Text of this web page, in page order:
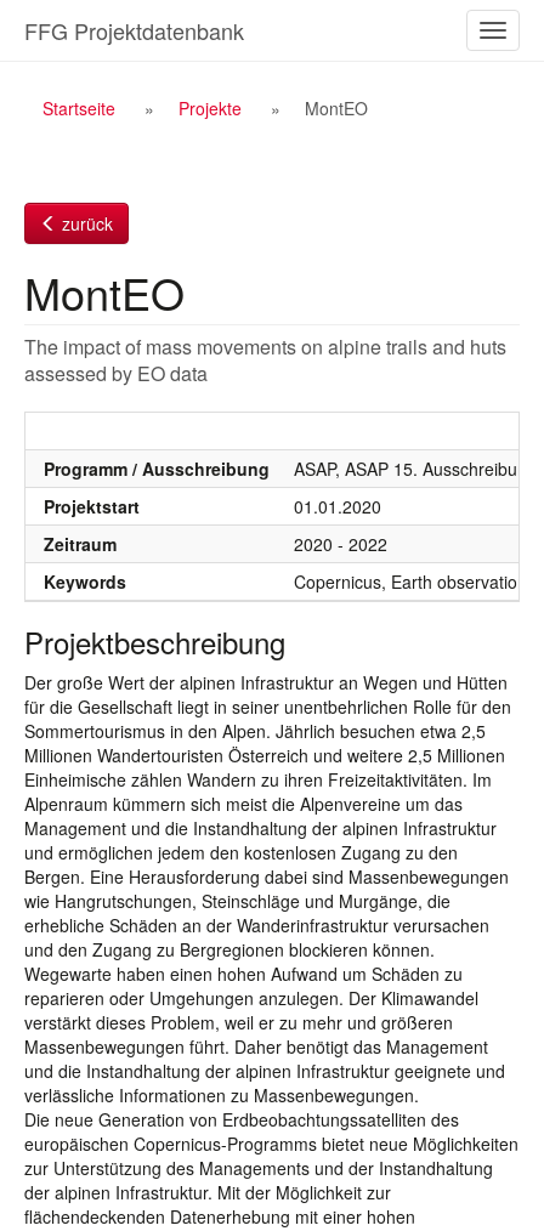
Inhalt
ein-/
FFG Projektdatenbank
Breadcrumb
Startseite Projekte MontEO
zurück
MontEO
The impact of mass movements on alpine trails and huts
assessed by EO data
Programm / Ausschreibung
ASAP, ASAP 15. Ausschreibung
Projektstart
01.01.2020
Zeitraum
2020 - 2022
Keywords
Copernicus, Earth observation,
Projektbeschreibung
Der große Wert der alpinen Infrastruktur an Wegen und Hütten
für die Gesellschaft liegt in seiner unentbehrlichen Rolle für den
Sommertourismus in den Alpen. Jährlich besuchen etwa 2,5
Millionen Wandertouristen Österreich und weitere 2,5 Millionen
Einheimische zählen Wandern zu ihren Freizeitaktivitäten. Im
Alpenraum kümmern sich meist die Alpenvereine um das
Management und die Instandhaltung der alpinen Infrastruktur
und ermöglichen jedem den kostenlosen Zugang zu den
Bergen. Eine Herausforderung dabei sind Massenbewegungen
wie Hangrutschungen, Steinschläge und Murgänge, die
erhebliche Schäden an der Wanderinfrastruktur verursachen
und den Zugang zu Bergregionen blockieren können.
Wegewarte haben einen hohen Aufwand um Schäden zu
reparieren oder Umgehungen anzulegen. Der Klimawandel
verstärkt dieses Problem, weil er zu mehr und größeren
Massenbewegungen führt. Daher benötigt das Management
und die Instandhaltung der alpinen Infrastruktur geeignete und
verlässliche Informationen zu Massenbewegungen.
Die neue Generation von Erdbeobachtungssatelliten des
europäischen Copernicus-Programms bietet neue Möglichkeiten
zur Unterstützung des Managements und der Instandhaltung
der alpinen Infrastruktur. Mit der Möglichkeit zur
flächendeckenden Datenerhebung mit einer hohen